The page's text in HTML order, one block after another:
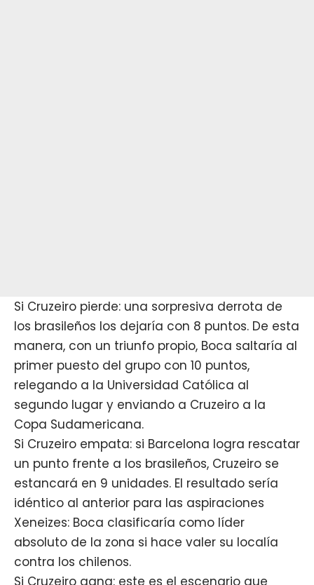
Si Cruzeiro pierde: una sorpresiva derrota de
los brasileños los dejaría con 8 puntos. De esta
manera, con un triunfo propio, Boca saltaría al
primer puesto del grupo con 10 puntos,
relegando a la Universidad Católica al
segundo lugar y enviando a Cruzeiro a la
Copa Sudamericana.
Si Cruzeiro empata: si Barcelona logra rescatar
un punto frente a los brasileños, Cruzeiro se
estancará en 9 unidades. El resultado sería
idéntico al anterior para las aspiraciones
Xeneizes: Boca clasificaría como líder
absoluto de la zona si hace valer su localía
contra los chilenos.
Si Cruzeiro gana: este es el escenario que